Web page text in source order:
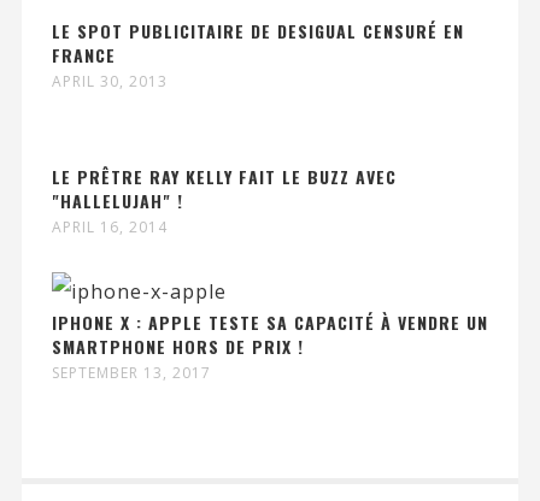
LE SPOT PUBLICITAIRE DE DESIGUAL CENSURÉ EN
FRANCE
APRIL 30, 2013
LE PRÊTRE RAY KELLY FAIT LE BUZZ AVEC
"HALLELUJAH" !
APRIL 16, 2014
IPHONE X : APPLE TESTE SA CAPACITÉ À VENDRE UN
SMARTPHONE HORS DE PRIX !
SEPTEMBER 13, 2017